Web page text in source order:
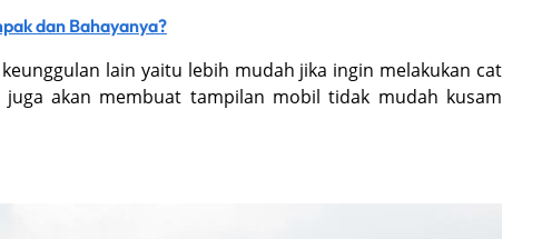
dan Bahayanya?
lain yaitu lebih mudah jika ingin melakukan cat
akan membuat tampilan mobil tidak mudah kusam